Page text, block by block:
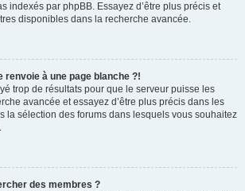
indexés par phpBB. Essayez d’être plus précis et
disponibles dans la recherche avancée.
renvoie à une page blanche ?!
trop de résultats pour que le serveur puisse les
avancée et essayez d’être plus précis dans les
la sélection des forums dans lesquels vous souhaitez
des membres ?